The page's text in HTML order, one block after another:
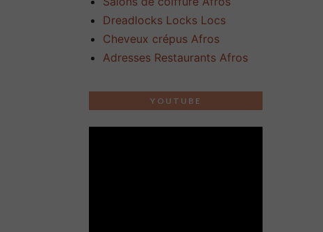
Dreadlocks Locks Locs
Cheveux crépus Afros
Adresses Restaurants Afros
YOUTUBE